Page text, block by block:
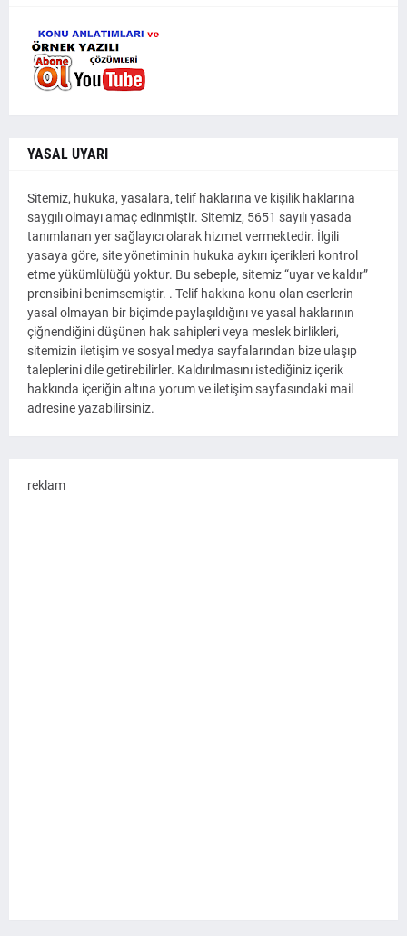
YASAL UYARI
Sitemiz, hukuka, yasalara, telif haklarına ve kişilik haklarına
saygılı olmayı amaç edinmiştir. Sitemiz, 5651 sayılı yasada
tanımlanan yer sağlayıcı olarak hizmet vermektedir. İlgili
yasaya göre, site yönetiminin hukuka aykırı içerikleri kontrol
etme yükümlülüğü yoktur. Bu sebeple, sitemiz “uyar ve kaldır”
prensibini benimsemiştir. . Telif hakkına konu olan eserlerin
yasal olmayan bir biçimde paylaşıldığını ve yasal haklarının
çiğnendiğini düşünen hak sahipleri veya meslek birlikleri,
sitemizin iletişim ve sosyal medya sayfalarından bize ulaşıp
taleplerini dile getirebilirler. Kaldırılmasını istediğiniz içerik
hakkında içeriğin altına yorum ve iletişim sayfasındaki mail
adresine yazabilirsiniz.
reklam